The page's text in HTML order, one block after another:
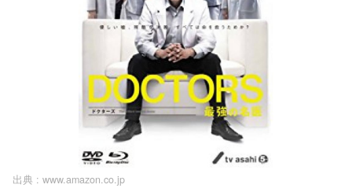
出典 : www.amazon.co.jp